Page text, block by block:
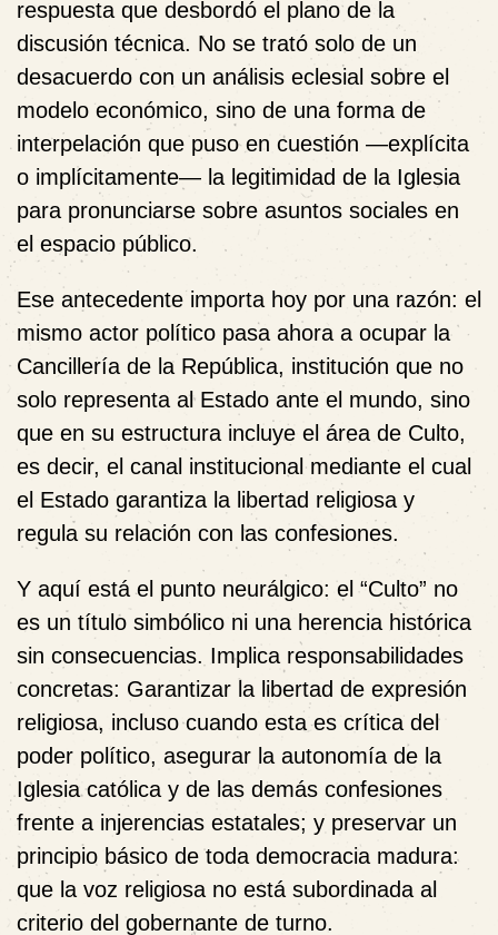
respuesta que desbordó el plano de la
discusión técnica. No se trató solo de un
desacuerdo con un análisis eclesial sobre el
modelo económico, sino de una forma de
interpelación que puso en cuestión —explícita
o implícitamente— la legitimidad de la Iglesia
para pronunciarse sobre asuntos sociales en
el espacio público.
Ese antecedente importa hoy por una razón: el
mismo actor político pasa ahora a ocupar la
Cancillería de la República, institución que no
solo representa al Estado ante el mundo, sino
que en su estructura incluye el área de Culto,
es decir, el canal institucional mediante el cual
el Estado garantiza la libertad religiosa y
regula su relación con las confesiones.
Y aquí está el punto neurálgico: el “Culto” no
es un título simbólico ni una herencia histórica
sin consecuencias. Implica responsabilidades
concretas: Garantizar la libertad de expresión
religiosa, incluso cuando esta es crítica del
poder político, asegurar la autonomía de la
Iglesia católica y de las demás confesiones
frente a injerencias estatales; y preservar un
principio básico de toda democracia madura:
que la voz religiosa no está subordinada al
criterio del gobernante de turno.